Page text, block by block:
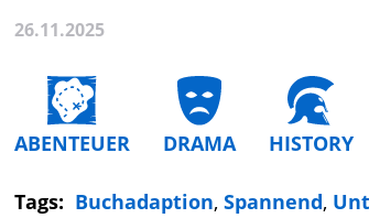
26.11.2025
ABENTEUER DRAMA HISTORY
Tags: Buchadaption, Spannend,